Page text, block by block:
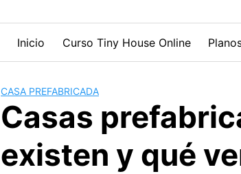
Inicio Curso Tiny House Online
CASA PREFABRICADA
Casas
existen y qué